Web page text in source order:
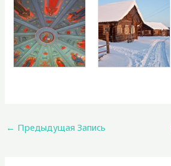
← Предыдущая Запись